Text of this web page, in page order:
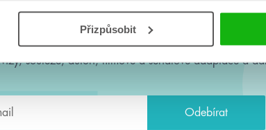
Přizpůsobit
#HumbookNews
#youngadult každý měsíc rovnou do mailu! Nové knihy,
soutěže, autoři, filmové a seriálové adaptace a